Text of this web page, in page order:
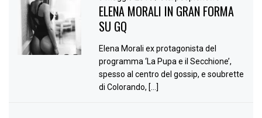
ELENA MORALI IN GRAN FORMA
SU GQ
Elena Morali ex protagonista del
programma ‘La Pupa e il Secchione’,
spesso al centro del gossip, e soubrette
di Colorando, […]